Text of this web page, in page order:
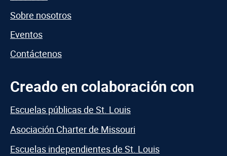
Sobre nosotros
Eventos
Contáctenos
Creado en colaboración con
Escuelas públicas de St. Louis
Asociación Charter de Missouri
Escuelas independientes de St. Louis